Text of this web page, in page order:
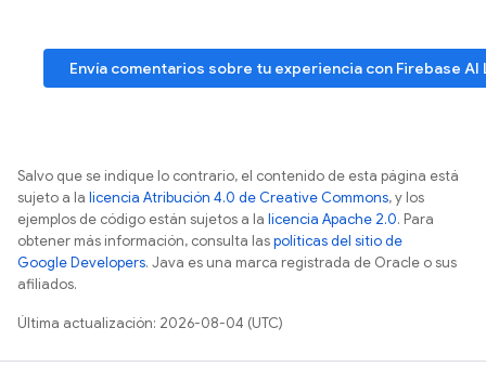
Envía comentarios sobre tu experiencia con Firebase AI
Salvo que se indique lo contrario, el contenido de esta página está
sujeto a la licencia Atribución 4.0 de Creative Commons, y los
ejemplos de código están sujetos a la licencia Apache 2.0. Para
obtener más información, consulta laspolíticas del sitio de
Google Developers. Java es una marca registrada de Oracle o sus
afiliados.
Última actualización: 2026-08-04 (UTC)